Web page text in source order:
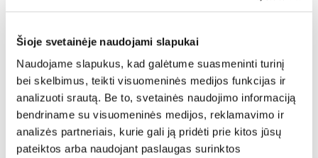
Šioje svetainėje naudojami slapukai
Naudojame slapukus, kad galėtume suasmeninti turinį
bei skelbimus, teikti visuomeninės medijos funkcijas ir
analizuoti srautą. Be to, svetainės naudojimo informaciją
bendriname su visuomeninės medijos, reklamavimo ir
analizės partneriais, kurie gali ją pridėti prie kitos jūsų
pateiktos arba naudojant paslaugas surinktos
Nuo 2020 metų kovo mėnesio
koronavirusu Lietuvoje jau skyrė
200 000 eurų. Fondas remia
Kauno klinikų Vaikų intensyviosios
terapijos skyrių, LSMU ligoninę,
Vilniaus Santaros klinikas ir kitas
medicinos įstaigas, aprūpindamas